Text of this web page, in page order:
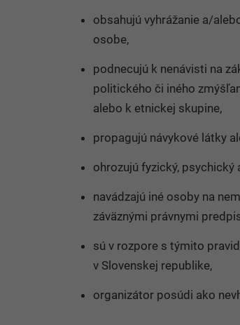
obsahujú vyhrážanie a/
osobe,
podnecujú k nenávisti na
politického či iného
alebo k etnickej skupine,
propagujú návykové látky
ohrozujú fyzický,
navádzajú iné osoby na
záväznými právnymi
sú v rozpore s týmito
v Slovenskej republike,
organizátor posúdi ako